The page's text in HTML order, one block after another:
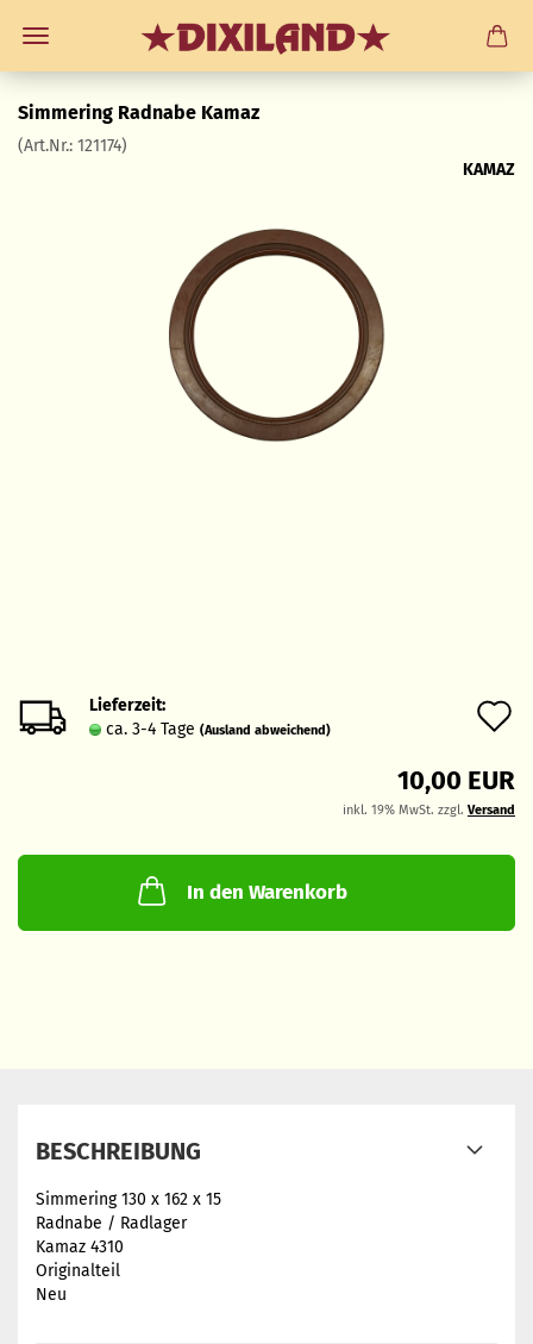
Simmering Radnabe Kamaz
(Art.Nr.: 121174)
KAMAZ
Lieferzeit:
ca. 3-4 Tage (Ausland abweichend)
10,00 EUR
inkl. 19% MwSt. zzgl. Versand
In den Warenkorb
BESCHREIBUNG
Simmering 130 x 162 x 15
Radnabe / Radlager
Kamaz 4310
Originalteil
Neu